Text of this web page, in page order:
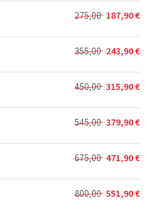
initial
était :
200,00 €.
actuel
est :
138,90 €.
275,00
Le
prix
initial
était :
275,00 €.
187,90€
Le
prix
actuel
est :
187,90 €.
355,00
Le
prix
initial
était :
355,00 €.
243,90€
Le
prix
actuel
est :
243,90 €.
450,00
Le
prix
initial
était :
450,00 €.
315,90€
Le
prix
actuel
est :
315,90 €.
545,00
Le
prix
initial
était :
545,00 €.
379,90€
Le
prix
actuel
est :
379,90 €.
675,00
Le
prix
initial
était :
471,90€
Le
prix
actuel
est :
800,00
Le 551,90€
Le